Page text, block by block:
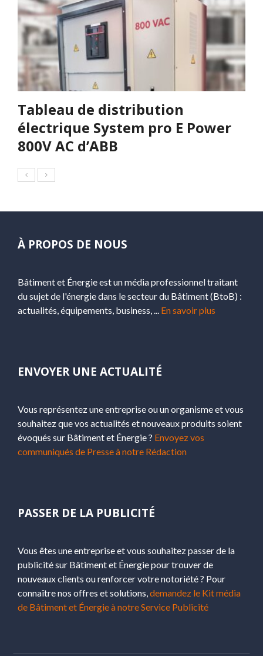
Tableau de distribution
électrique System pro E Power
800V AC d’ABB
À PROPOS DE NOUS
Bâtiment et Énergie est un média professionnel traitant
du sujet de l'énergie dans le secteur du Bâtiment (BtoB) :
actualités, équipements, business, ... En savoir plus
ENVOYER UNE ACTUALITÉ
Vous représentez une entreprise ou un organisme et vous
souhaitez que vos actualités et nouveaux produits soient
évoqués sur Bâtiment et Énergie ? Envoyez vos
communiqués de Presse à notre Rédaction
PASSER DE LA PUBLICITÉ
Vous êtes une entreprise et vous souhaitez passer de la
publicité sur Bâtiment et Énergie pour trouver de
nouveaux clients ou renforcer votre notoriété ? Pour
connaître nos offres et solutions,demandez le Kit média
de Bâtiment et Énergie à notre Service Publicité